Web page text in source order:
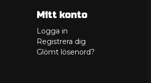
Mitt konto
Logga in
Registrera dig
Glömt lösenord?